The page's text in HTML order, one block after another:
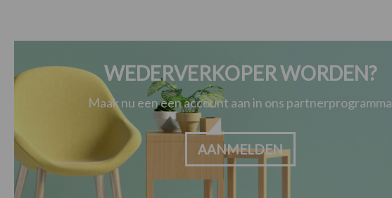
WEDERVERKOPER WORDEN?
Maak nu een een account aan in ons partnerprogramma
AANMELDEN